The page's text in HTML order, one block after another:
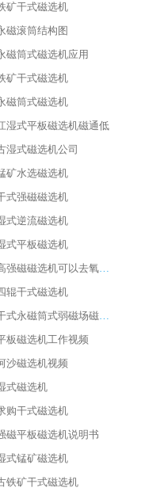
矿干式磁选机
磁滚筒结构图
磁筒式磁选机应用
矿干式磁选机
磁筒式磁选机
湿式平板磁选机磁通低
湿式磁选机公司
矿水选磁选机
式强磁磁选机
式逆流磁选机
式平板磁选机
湖北高强磁磁选机可以去氧化铝
辊干式磁选机
西宁干式永磁筒式弱磁场磁选机结构图
板磁选机工作视频
沙磁选机视频
式磁选机
购干式磁选机
磁平板磁选机说明书
式锰矿磁选机
铁矿干式磁选机